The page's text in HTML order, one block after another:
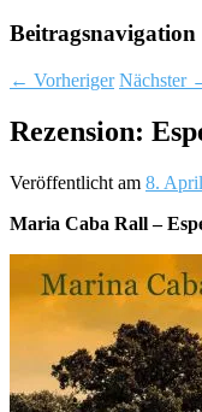
Beitragsnavigation
← Vorheriger Nächster
Rezension:
Veröffentlicht am 8.
Maria Caba Rall –